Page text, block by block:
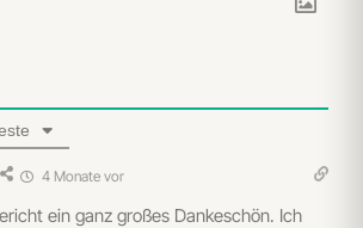
4 Monate vor
ein ganz großes Dankeschön. Ich